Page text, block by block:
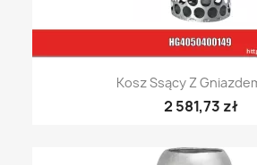
Kosz Ssący Z
2 581,73 zł